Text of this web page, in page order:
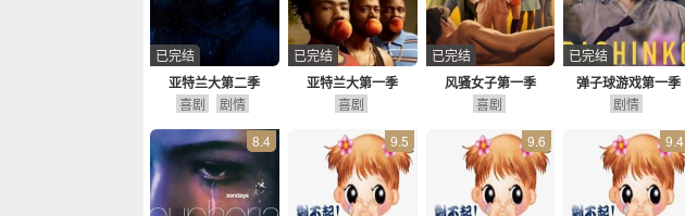
亚特兰大第二季
已完结
喜剧 剧情
亚特兰大第一季
已完结
喜剧
风骚女子第一季
已完结
喜剧
弹子球游戏第一季
已完结
剧情
8.4 9.5 9.6 9.4